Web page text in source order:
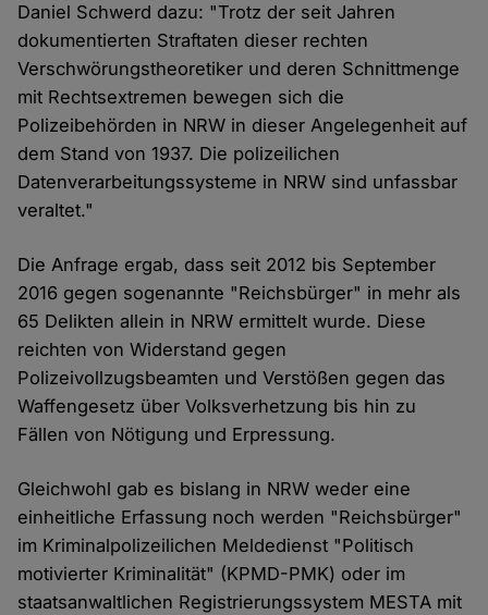
Daniel Schwerd dazu: "Trotz der seit Jahren
dokumentierten Straftaten dieser rechten
Verschwörungstheoretiker und deren Schnittmenge
mit Rechtsextremen bewegen sich die
Polizeibehörden in NRW in dieser Angelegenheit auf
dem Stand von 1937. Die polizeilichen
Datenverarbeitungssysteme in NRW sind unfassbar
veraltet."
Die Anfrage ergab, dass seit 2012 bis September
2016 gegen sogenannte "Reichsbürger" in mehr als
65 Delikten allein in NRW ermittelt wurde. Diese
reichten von Widerstand gegen
Polizeivollzugsbeamten und Verstößen gegen das
Waffengesetz über Volksverhetzung bis hin zu
Fällen von Nötigung und Erpressung.
Gleichwohl gab es bislang in NRW weder eine
einheitliche Erfassung noch werden "Reichsbürger"
im Kriminalpolizeilichen Meldedienst "Politisch
motivierter Kriminalität" (KPMD-PMK) oder im
staatsanwaltlichen Registrierungssystem MESTA mit